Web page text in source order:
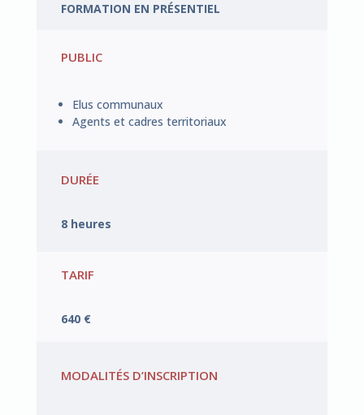
FORMATION EN PRÉSENTIEL
PUBLIC
Elus communaux
Agents et cadres territoriaux
DURÉE
8 heures
TARIF
640 €
MODALITÉS D’INSCRIPTION